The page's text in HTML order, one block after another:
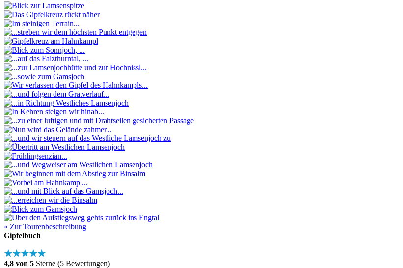
« Zur Tourenbeschreibung
Gipfelbuch
★★★★★
4,8 von 5 Sterne (5 Bewertungen)